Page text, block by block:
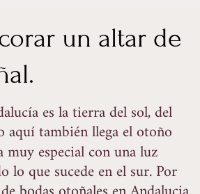
un altar de
es la tierra del sol, del
aquí también llega el otoño
muy especial con una luz
lo que sucede en el sur. Por